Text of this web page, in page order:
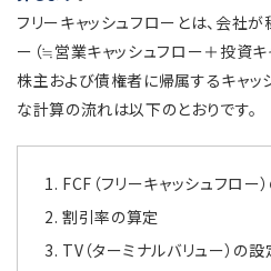
フリーキャッシュフローとは、会社
ー（≒営業キャッシュフロー＋投資キ
株主および債権者に帰属するキャッ
な計算の流れは以下のとおりです。
FCF（フリーキャッシュフロー
割引率の算定
TV（ターミナルバリュー）の設